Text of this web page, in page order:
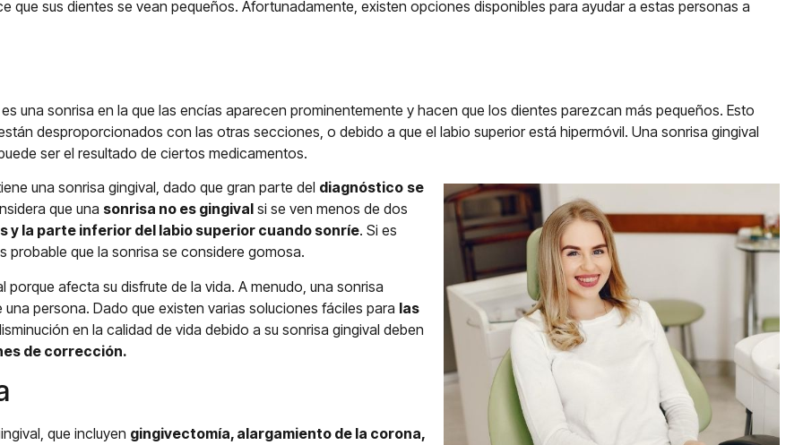
que sus dientes se vean pequeños. Afortunadamente, existen opciones disponibles para ayudar a estas personas a
una sonrisa en la que las encías aparecen prominentemente y hacen que los dientes parezcan más pequeños. Esto
desproporcionados con las otras secciones, o debido a que el labio superior está hipermóvil. Una sonrisa gingival
ser el resultado de ciertos medicamentos.
una sonrisa gingival, dado que gran parte del diagnóstico se
que una sonrisa no es gingival si se ven menos de dos
y la parte inferior del labio superior cuando sonríe. Si es
probable que la sonrisa se considere gomosa.
afecta su disfrute de la vida. A menudo, una sonrisa
persona. Dado que existen varias soluciones fáciles para las
en la calidad de vida debido a su sonrisa gingival deben
de corrección.
que incluyen gingivectomía, alargamiento de la corona,